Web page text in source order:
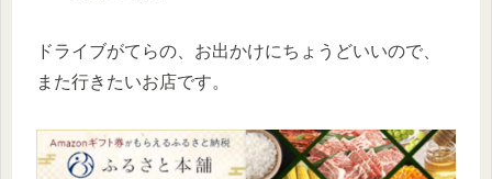
ドライブがてらの、お出かけにちょうどいいので、
また行きたいお店です。